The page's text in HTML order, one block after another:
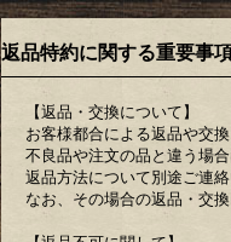
返品特約に関する重要事
【返品・交換について】
お客様都合による返品や交
不良品や注文の品と違う場
返品方法について別途ご連絡
なお、その場合の返品・交